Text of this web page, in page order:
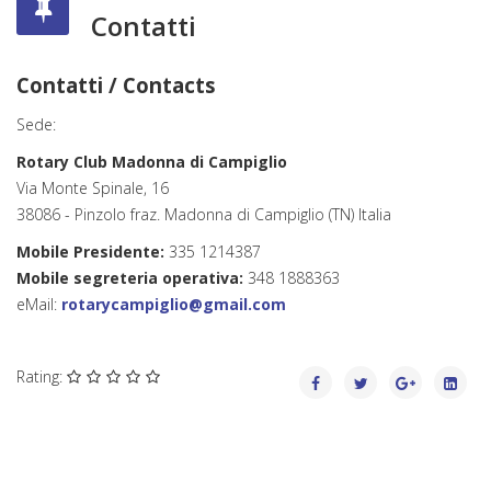
Contatti
Contatti / Contacts
Sede:
Rotary Club Madonna di Campiglio
Via Monte Spinale, 16
38086 - Pinzolo fraz. Madonna di Campiglio (TN) Italia
Mobile Presidente: 335 1214387
Mobile segreteria operativa: 348 1888363
eMail: rotarycampiglio@gmail.com
Rating: